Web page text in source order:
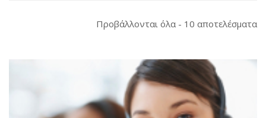
Προβάλλονται όλα - 10 αποτελέσματα